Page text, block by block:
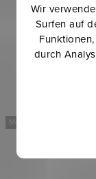
Wir
Surfen auf
durch
Mehr für weniger